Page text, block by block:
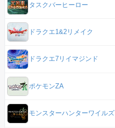
タスクバーヒーロー
ドラクエ1&2リメイク
ドラクエ7リイマジンド
ポケモンZA
モンスターハンターワイルズ